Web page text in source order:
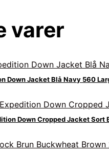
varer
Down Jacket Blå Navy 560
Down Cropped Jacket Sort